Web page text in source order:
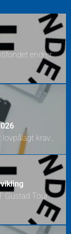
endrer
krav...
Gustad Tour-